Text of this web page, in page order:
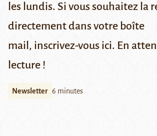
les lundis. Si vous souhaitez la
directement dans votre boîte
mail, inscrivez-vous ici. En
lecture !
Newsletter 6 minutes